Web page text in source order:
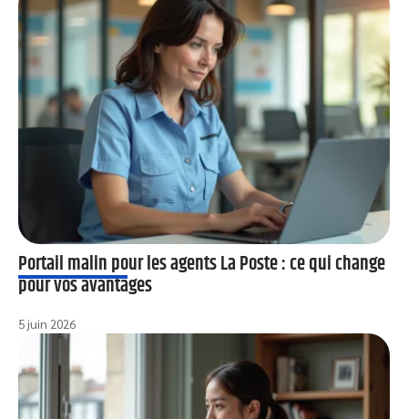
Portail malin pour les agents La Poste : ce qui change
pour vos avantages
5 juin 2026